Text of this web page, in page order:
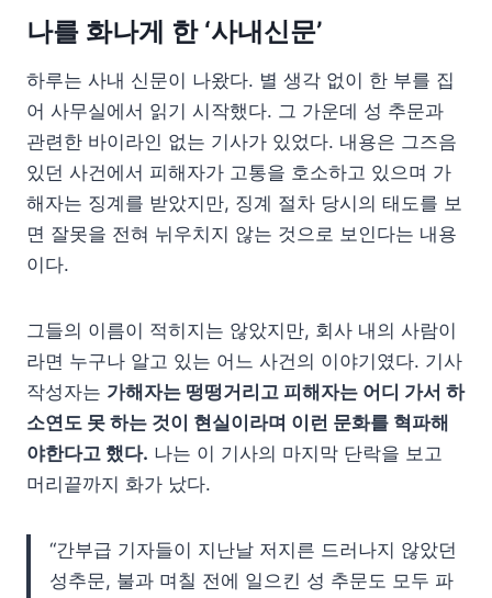
나를 화나게 한 ‘사내신문’
하루는 사내 신문이 나왔다. 별 생각 없이 한 부를 집
어 사무실에서 읽기 시작했다. 그 가운데 성 추문과
관련한 바이라인 없는 기사가 있었다. 내용은 그즈음
있던 사건에서 피해자가 고통을 호소하고 있으며 가
해자는 징계를 받았지만, 징계 절차 당시의 태도를 보
면 잘못을 전혀 뉘우치지 않는 것으로 보인다는 내용
이다.
그들의 이름이 적히지는 않았지만, 회사 내의 사람이
라면 누구나 알고 있는 어느 사건의 이야기였다. 기사
작성자는 가해자는 떵떵거리고 피해자는 어디 가서 하
소연도 못 하는 것이 현실이라며 이런 문화를 혁파해
야한다고 했다. 나는 이 기사의 마지막 단락을 보고
머리끝까지 화가 났다.
“간부급 기자들이 지난날 저지른 드러나지 않았던
성추문, 불과 며칠 전에 일으킨 성 추문도 모두 파